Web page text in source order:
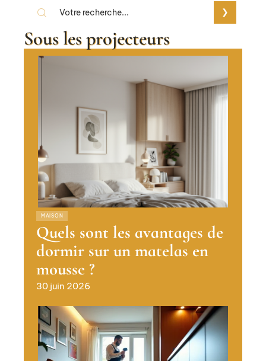
Sous les projecteurs
MAISON
Quels sont les avantages de
dormir sur un matelas en
mousse ?
30 juin 2026